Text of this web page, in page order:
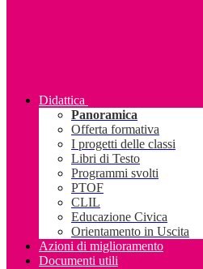
Didattica
Panoramica
Offerta formativa
I progetti delle classi
Libri di Testo
Programmi svolti
PTOF
CLIL
Educazione Civica
Orientamento in Uscita
Azioni di miglioramento
Documenti utili